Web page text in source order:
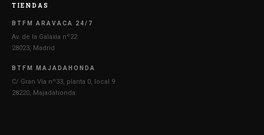
TIENDAS
BTFM ARAVACA 24/7
Av. de la Galaxia nº22
28023, Madrid
BTFM MAJADAHONDA
C/ Gran Vía nº33, planta 0, local 9
28220, Majadahonda